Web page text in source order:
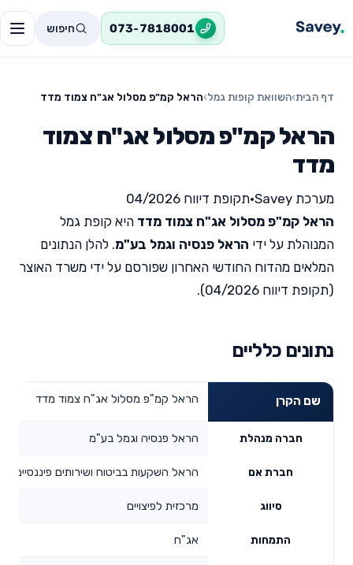
073-7818001 חיפוש
דף הבית›השוואת קופות גמל›הראל קמ"פ מסלול אג"ח צמוד מדד
הראל קמ"פ מסלול אג"ח צמוד
מדד
מערכת Savey •תקופת דיווח 04/2026
הראל קמ"פ מסלול אג"ח צמוד מדד היא קופת גמל
המנוהלת על ידי הראל פנסיה וגמל בע"מ. להלן הנתונים
המלאים מהדוח החודשי האחרון שפורסם על ידי משרד האוצר
(תקופת דיווח 04/2026).
נתונים כלליים
שם הקרן הראל קמ"פ מסלול אג"ח צמוד מדד
חברה מנהלת הראל פנסיה וגמל בע"מ
חברת אם הראל השקעות בביטוח ושירותים פיננסיים
סיווג מרכזית לפיצויים
התמחות אג"ח